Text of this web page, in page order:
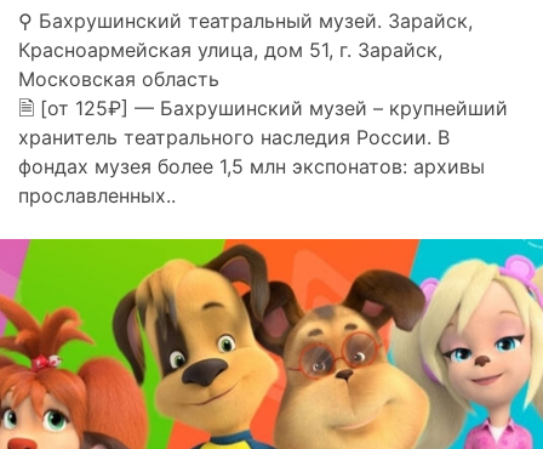
⚲ Бахрушинский театральный музей. Зарайск,
Красноармейская улица, дом 51, г. Зарайск,
Московская область
🗎 [от 125₽] — Бахрушинский музей – крупнейший
хранитель театрального наследия России. В
фондах музея более 1,5 млн экспонатов: архивы
прославленных..